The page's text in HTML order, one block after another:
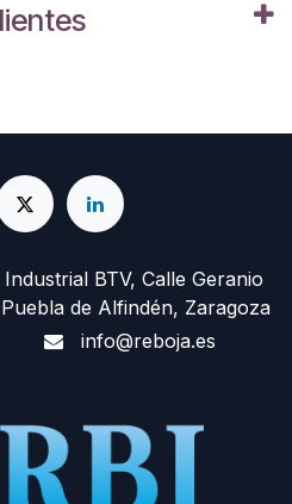
BTV, Calle Geranio
de Alfindén, Zaragoza
info@reboja.es